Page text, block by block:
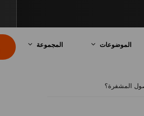
الموضوعات المجموعة
المشفرة؟